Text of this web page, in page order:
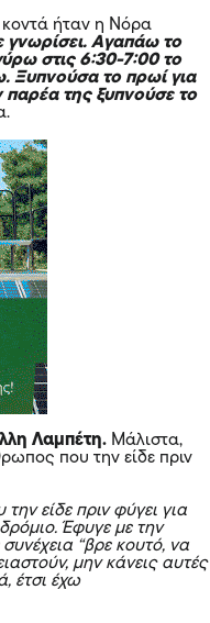
κοντά ήταν η Νόρα
γνωρίσει. Αγαπάω το
στις 6:30-7:00 το
Ξυπνούσα το πρωί για
της ξυπνούσε το
Λαμπέτη. Μάλιστα,
που την είδε πριν
είδε πριν φύγει για
Έφυγε με την
“βρε κουτό, να
μην κάνεις αυτές
έτσι έχω